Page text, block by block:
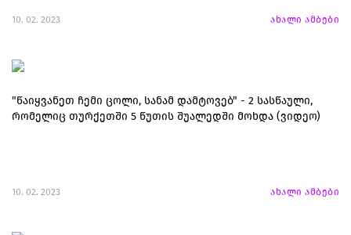
10. 02. 2023 ახალი ამბები
"წაიყვანეთ ჩემი ცოლი, სანამ დამტოვებ" - 2 სასწაული,
რომელიც თურქეთში 5 წუთის შუალედში მოხდა (ვიდეო)
10. 02. 2023 ახალი ამბები